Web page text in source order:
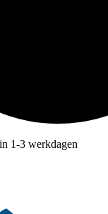
1-3 werkdagen